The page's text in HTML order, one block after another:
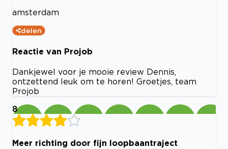
amsterdam
delen
Reactie van Projob
Dankjewel voor je mooie review Dennis,
ontzettend leuk om te horen! Groetjes, team
Projob
8
Meer richting door fijn loopbaantraject